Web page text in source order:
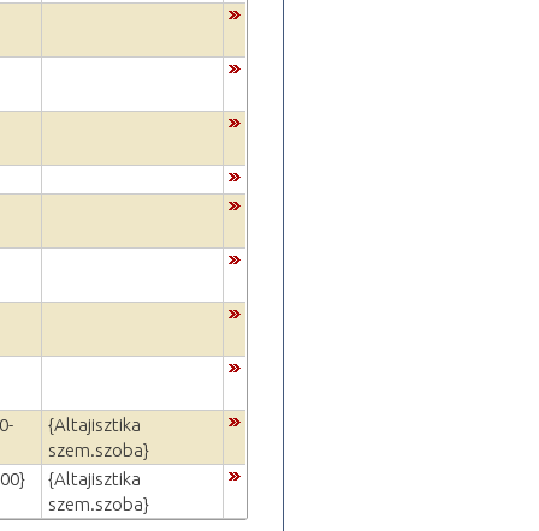
{Altajisztika
szem.szoba}
{Altajisztika
szem.szoba}